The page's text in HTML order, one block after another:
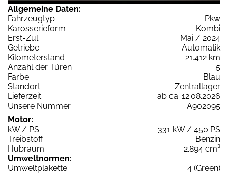
Allgemeine Daten:
Fahrzeugtyp
Pkw
Karosserieform
Kombi
Erst-Zul.
Mai / 2024
Getriebe
Automatik
Kilometerstand
21.412 km
Anzahl der Türen
5
Farbe
Blau
Standort
Zentrallager
Lieferzeit
ab ca. 12.08.2026
Unsere Nummer
A902095
Motor:
kW / PS
331 kW / 450 PS
Treibstoff
Benzin
Hubraum
2.894 cm³
Umweltnormen:
Umweltplakette
4 (Green)